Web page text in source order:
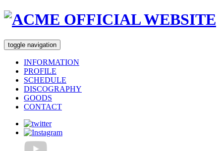
toggle navigation
INFORMATION
PROFILE
SCHEDULE
DISCOGRAPHY
GOODS
CONTACT